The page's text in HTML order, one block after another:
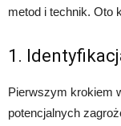
metod i technik. Oto
1.
Pierwszym krokiem
potencjalnych